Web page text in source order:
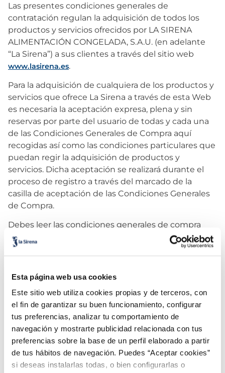
Esta página web usa cookies
Este sitio web utiliza cookies propias y de terceros, con
el fin de garantizar su buen funcionamiento, configurar
tus preferencias, analizar tu comportamiento de
navegación y mostrarte publicidad relacionada con tus
preferencias sobre la base de un perfil elaborado a partir
de tus hábitos de navegación. Puedes “Aceptar cookies”
si deseas instalarlas todas, o bien configurarlas o
Las presentes condiciones generales de
contratación regulan la adquisición de todos los
productos y servicios ofrecidos por LA SIRENA
ALIMENTACIÓN CONGELADA, S.A.U. (en adelante
“La Sirena”) a sus clientes a través del sitio web
www.lasirena.es.
Para la adquisición de cualquiera de los productos y
servicios que ofrece La Sirena a través de esta Web
es necesaria la aceptación expresa, plena y sin
reservas por parte del usuario de todas y cada una
de las Condiciones Generales de Compra aquí
recogidas así como las condiciones particulares que
puedan regir la adquisición de productos y
servicios. Dicha aceptación se realizará durante el
proceso de registro a través del marcado de la
casilla de aceptación de las Condiciones Generales
de Compra.
Debes leer las condiciones generales de compra
cada vez que proceda a la contratación de algún
producto o servicio, dado que las mismas pueden
vez que accedió. Al final de las mismas se publicará
poderte informar sobre la versión que sea de
aplicación a partir en dicho momento.
2. NATURALEZA DE LA TIENDA VIRTUAL
Los productos y servicios de nuestra tienda virtual
están destinados a consumidores finales, en el
sentido establecido por el Real Decreto Legislativo